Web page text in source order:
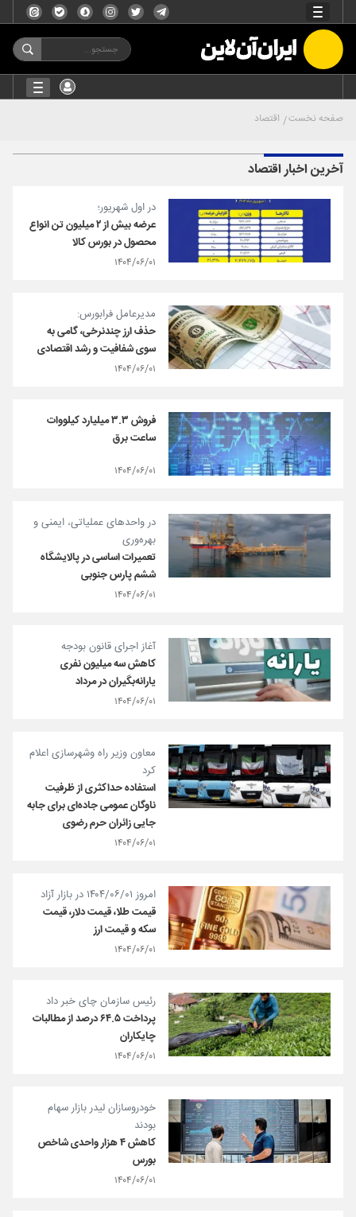
صفحه نخست اقتصاد
آخرین اخبار اقتصاد
در اول شهریور؛
عرضه بیش از ۲ میلیون تن انواع
محصول در بورس کالا
۱۴۰۴/۰۶/۰۱
مدیرعامل فرابورس:
حذف ارز چندنرخی، گامی به
سوی شفافیت و رشد اقتصادی
۱۴۰۴/۰۶/۰۱
فروش ۳.۳ میلیارد کیلووات
ساعت برق
۱۴۰۴/۰۶/۰۱
در واحد‌های عملیاتی، ایمنی و
بهره‌وری
تعمیرات اساسی در پالایشگاه
ششم پارس جنوبی
۱۴۰۴/۰۶/۰۱
آغاز اجرای قانون بودجه
کاهش سه میلیون نفری
یارانه‌بگیران در مرداد
۱۴۰۴/۰۶/۰۱
معاون وزیر راه وشهرسازی اعلام
کرد
استفاده حداکثری از ظرفیت
ناوگان عمومی جاده‌ای برای جابه
جایی زائران حرم رضوی
۱۴۰۴/۰۶/۰۱
امروز ۱۴۰۴/۰۶/۰۱ در بازار آزاد
قیمت طلا، قیمت دلار، قیمت
سکه و قیمت ارز
۱۴۰۴/۰۶/۰۱
رئیس سازمان چای خبر داد
پرداخت ۶۴.۵ درصد از مطالبات
چایکاران
۱۴۰۴/۰۶/۰۱
خودروسازان لیدر بازار سهام
بودند
کاهش ۴ هزار واحدی شاخص
بورس
۱۴۰۴/۰۶/۰۱